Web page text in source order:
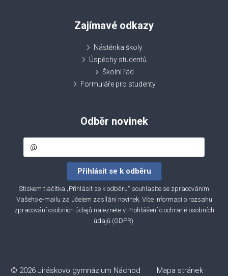
Zajímavé odkazy
Nástěnka školy
Úspěchy studentů
Školní řád
Formuláře pro studenty
Odběr novinek
Stiskem tlačítka „Přihlásit se k odběru“ souhlasíte se zpracováním
Vašeho e-mailu za účelem zasílání novinek. Více informací o rozsahu
zpracování osobních údajů naleznete v Prohlášení o ochraně osobních
údajů (GDPR).
© 2026 Jiráskovo gymnázium Náchod Mapa stránek